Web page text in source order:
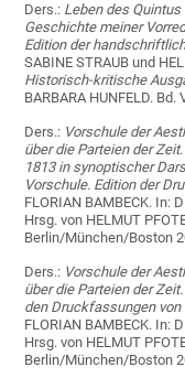
Ders.: Leben des
Geschichte meiner
Edition der
SABINE STRAUB und
Historisch-kritische
BARBARA HUNFELD.
Ders.: Vorschule der
über die Parteien der
1813 in synoptischer
Vorschule. Edition der
FLORIAN BAMBECK. In:
Hrsg. von HELMUT
Berlin/München/Boston
Ders.: Vorschule der
über die Parteien der
den Druckfassungen von
FLORIAN BAMBECK. In:
Hrsg. von HELMUT
Berlin/München/Boston